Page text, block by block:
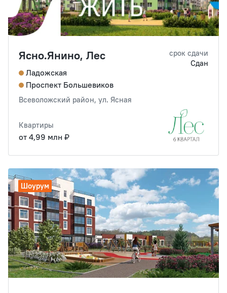
Ясно.Янино, Лес
Ладожская
Проспект Большевиков
Всеволожский район, ул. Ясная
срок сдачи
Сдан
Квартиры
от 4,99 млн ₽
Шоурум